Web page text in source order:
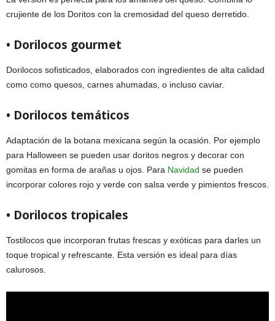
crujiente de los Doritos con la cremosidad del queso derretido.
• Dorilocos gourmet
Dorilocos sofisticados, elaborados con ingredientes de alta calidad
como como quesos, carnes ahumadas, o incluso caviar.
• Dorilocos temáticos
Adaptación de la botana mexicana según la ocasión. Por ejemplo
para Halloween se pueden usar doritos negros y decorar con
gomitas en forma de arañas u ojos. Para Navidad se pueden
incorporar colores rojo y verde con salsa verde y pimientos frescos.
• Dorilocos tropicales
Tostilocos que incorporan frutas frescas y exóticas para darles un
toque tropical y refrescante. Esta versión es ideal para días
calurosos.